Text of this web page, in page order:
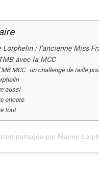
Lorphelin : l’ancienne Miss
avec la MCC
MCC : un challenge de taille
aussi
encore
tout